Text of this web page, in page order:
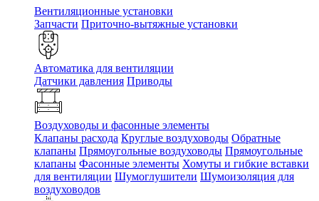
Вентиляционные установки
Запчасти Приточно-вытяжные установки
Автоматика для вентиляции
Датчики давления Приводы
Воздуховоды и фасонные элементы
Клапаны расхода Круглые воздуховоды Обратные
клапаны Прямоугольные воздуховоды Прямоугольные
клапаны Фасонные элементы Хомуты и гибкие вставки
для вентиляции Шумоглушители Шумоизоляция для
воздуховодов